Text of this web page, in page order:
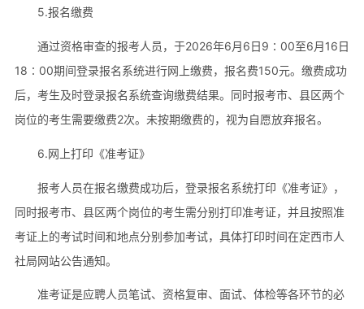
5.报名缴费
通过资格审查的报考人员，于2026年6月6日9∶00至6月16日
18∶00期间登录报名系统进行网上缴费，报名费150元。缴费成功
后，考生及时登录报名系统查询缴费结果。同时报考市、县区两个
岗位的考生需要缴费2次。未按期缴费的，视为自愿放弃报名。
6.网上打印《准考证》
报考人员在报名缴费成功后，登录报名系统打印《准考证》，
同时报考市、县区两个岗位的考生需分别打印准考证，并且按照准
考证上的考试时间和地点分别参加考试，具体打印时间在定西市人
社局网站公告通知。
准考证是应聘人员笔试、资格复审、面试、体检等各环节的必